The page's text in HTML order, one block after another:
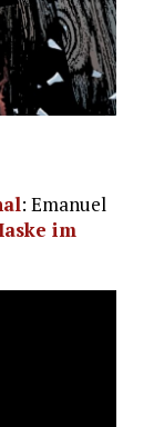
: Emanuel
im